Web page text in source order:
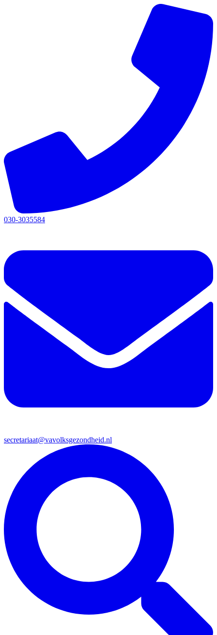
030-3035584
secretariaat@vavolksgezondheid.nl